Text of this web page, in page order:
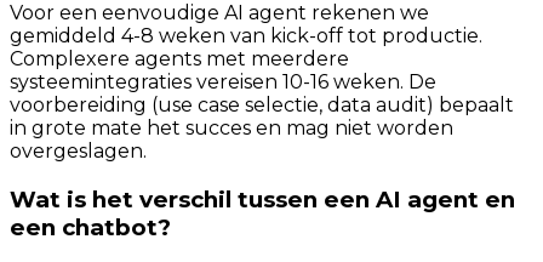
Voor een eenvoudige AI agent rekenen we
gemiddeld 4-8 weken van kick-off tot productie.
Complexere agents met meerdere
systeemintegraties vereisen 10-16 weken. De
voorbereiding (use case selectie, data audit) bepaalt
in grote mate het succes en mag niet worden
overgeslagen.
Wat is het verschil tussen een AI agent en
een chatbot?